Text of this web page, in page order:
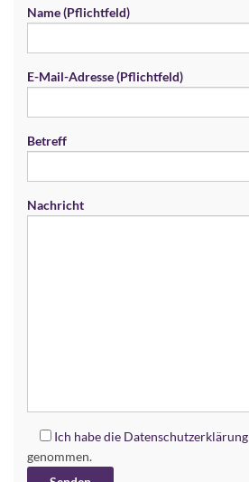
Name (Pflichtfeld)
E-Mail-Adresse (Pflichtfeld)
Betreff
Nachricht
Ich habe die Datenschutzerklärung
genommen.